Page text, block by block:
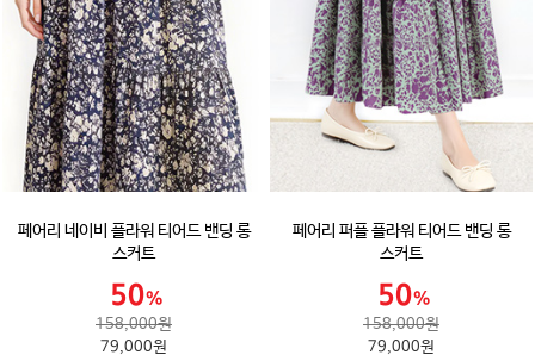
페어리 네이비 플라워 티어드 밴딩 롱
스커트
158,000원
79,000원
페어리 퍼플 플라워 티어드 밴딩 롱
스커트
158,000원
79,000원